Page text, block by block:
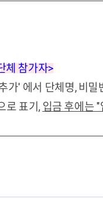
체 참가자>
' 에서 단체명, 비
로 표기, 입금 후에는 "